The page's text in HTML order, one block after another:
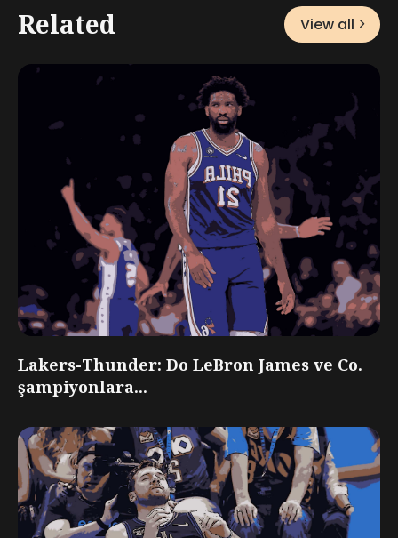
Related View all
Lakers-Thunder: Do LeBron James ve Co.
şampiyonlara...